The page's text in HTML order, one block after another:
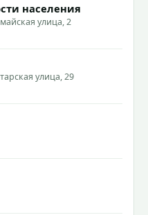
населения
улица, 2
улица, 29